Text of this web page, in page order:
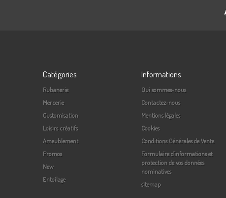
Catégories
Rubanerie
Mercerie
Customisation
Loisirs créatifs
Ameublement
Promos
New
Entoilage
Informations
Qui sommes-nous
Contactez-nous
Mentions légales
Cookies
Conditions Générales de Vente
Formulaire d'informations et
protection de vos données
nominatives
sitemap